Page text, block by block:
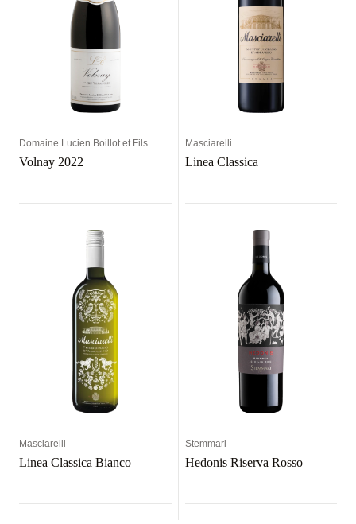
Domaine Lucien Boillot et Fils
Volnay 2022
Masciarelli
Linea Classica
Masciarelli
Linea Classica Bianco
Stemmari
Hedonis Riserva Rosso